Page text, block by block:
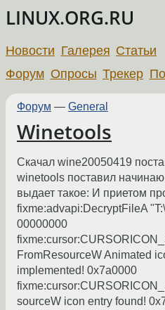
LINUX.ORG.RU
Новости Галерея Статьи
Форум Опросы Трекер
Форум — General
Winetools
Скачал wine20050419
winetools поставил начинаю
выдает такое: И приетом
fixme:advapi:DecryptFileA
00000000
FromResourceW Animated
implemented! 0x7a0000
sourceW icon entry found!